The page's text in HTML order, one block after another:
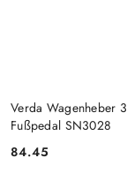
Verda Wagenheber
Fußpedal SN3028
Preis:
84.45